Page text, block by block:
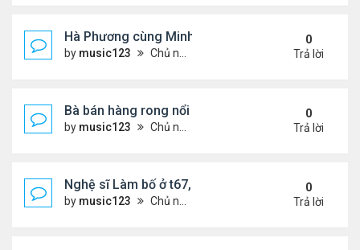
Hà Phương cùng Minh Tuyết đi sự kiện
by music123 Chủ nhật Tháng 7 26, 2026 3:51 pm
0
Trả lời
Bà bán hàng rong nổi tiếng bị tịch thu quang gánh
by music123 Chủ nhật Tháng 7 26, 2026 3:46 pm
0
Trả lời
Nghệ sĩ Làm bố ở t67, mê dưỡng da chẳng kém
by music123 Chủ nhật Tháng 7 26, 2026 3:41 pm
0
Trả lời